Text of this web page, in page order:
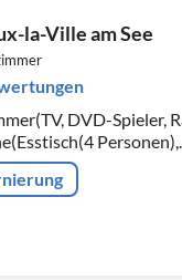
la-Ville am See
DVD-Spieler,
Personen),
Kochherd,
Mikrowelle, ...